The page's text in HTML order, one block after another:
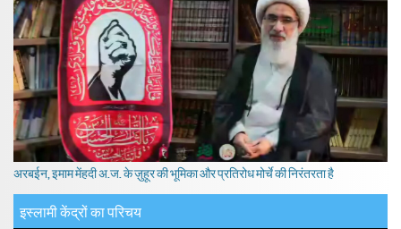
अरबईन, इमाम मेंहदी अ.ज. के ज़ुहूर की भूमिका और प्रतिरोध मोर्चे की निरंतरता है
इस्लामी केंद्रों का परिचय